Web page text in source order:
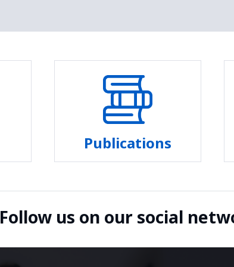
Publications
Follow us on our social